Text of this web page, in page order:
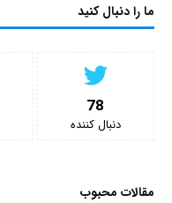
ما را دنبال کنید
78
دنبال کننده‌
مقالات محبوب